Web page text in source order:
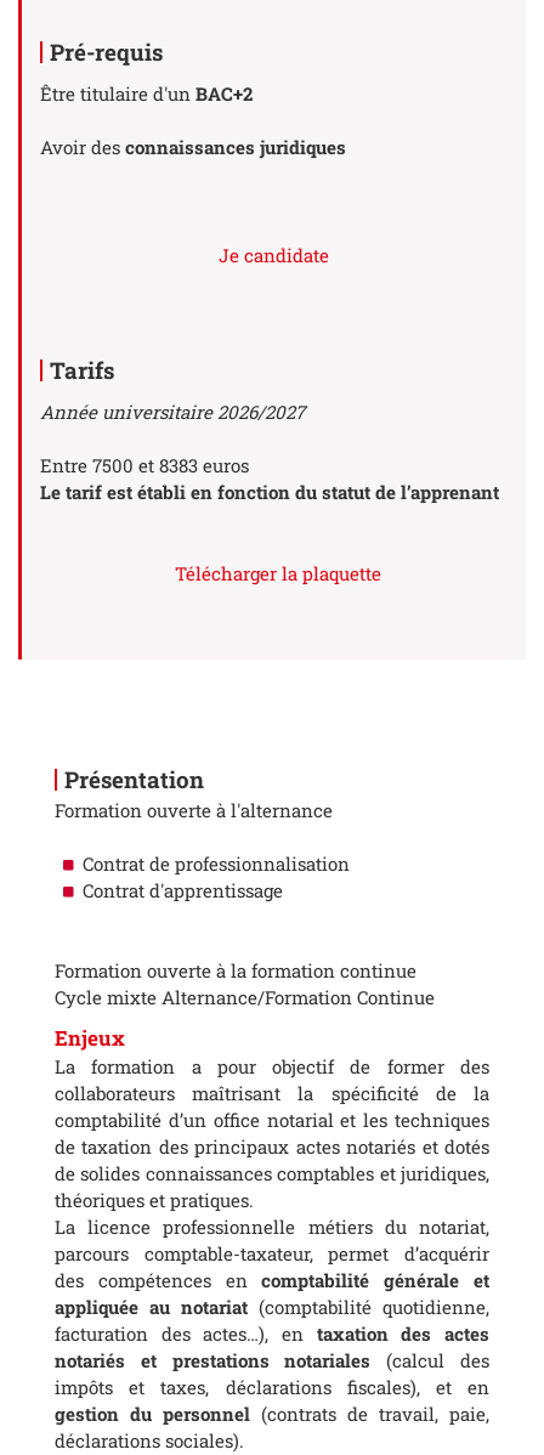
Pré-requis
Être titulaire d'un BAC+2
Avoir des connaissances juridiques
Je candidate
Tarifs
Année universitaire 2026/2027
Entre 7500 et 8383 euros
Le tarif est établi en fonction du statut de l’apprenant
Télécharger la plaquette
Présentation
Formation ouverte à l'alternance
Contrat de professionnalisation
Contrat d'apprentissage
Formation ouverte à la formation continue
Cycle mixte Alternance/Formation Continue
Enjeux
La formation a pour objectif de former des
collaborateurs maîtrisant la spécificité de la
comptabilité d’un office notarial et les techniques
de taxation des principaux actes notariés et dotés
de solides connaissances comptables et juridiques,
théoriques et pratiques.
La licence professionnelle métiers du notariat,
parcours comptable-taxateur, permet d’acquérir
des compétences encomptabilité générale et
appliquée au notariat (comptabilité quotidienne,
facturation des actes…), en taxation des actes
notariés et prestations notariales (calcul des
impôts et taxes, déclarations fiscales), et en
gestion du personnel (contrats de travail, paie,
déclarations sociales).